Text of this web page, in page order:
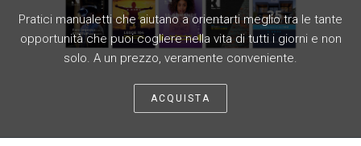
NAVIGA FAI LA TUA DOMANDA
Pratici manualetti che aiutano a orientarti meglio tra le tante
opportunità che puoi cogliere nella vita di tutti i giorni e non
solo. A un prezzo, veramente conveniente.
ACQUISTA